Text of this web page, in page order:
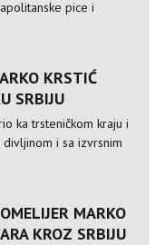
pice i
KRSTIĆ
SRBIJU
ka trsteničkom kraju i
i sa izvrsnim
MARKO
KROZ SRBIJU